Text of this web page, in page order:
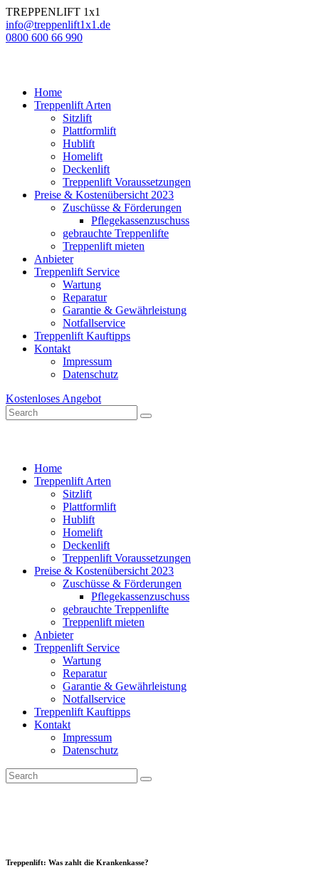
TREPPENLIFT 1x1
info@treppenlift1x1.de
0800 600 66 990
Home
Treppenlift Arten
Sitzlift
Plattformlift
Hublift
Homelift
Deckenlift
Treppenlift Voraussetzungen
Preise & Kostenübersicht 2023
Zuschüsse & Förderungen
Pflegekassenzuschuss
gebrauchte Treppenlifte
Treppenlift mieten
Anbieter
Treppenlift Service
Wartung
Reparatur
Garantie & Gewährleistung
Notfallservice
Treppenlift Kauftipps
Kontakt
Impressum
Datenschutz
Kostenloses Angebot
Home
Treppenlift Arten
Sitzlift
Plattformlift
Hublift
Homelift
Deckenlift
Treppenlift Voraussetzungen
Preise & Kostenübersicht 2023
Zuschüsse & Förderungen
Pflegekassenzuschuss
gebrauchte Treppenlifte
Treppenlift mieten
Anbieter
Treppenlift Service
Wartung
Reparatur
Garantie & Gewährleistung
Notfallservice
Treppenlift Kauftipps
Kontakt
Impressum
Datenschutz
Treppenlift: Was zahlt die Krankenkasse?